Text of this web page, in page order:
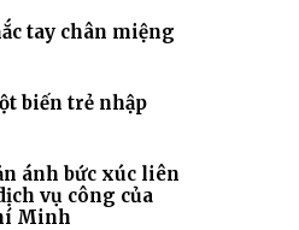
tay chân miệng
biến trẻ nhập
ánh bức xúc liên
vụ công của
Minh